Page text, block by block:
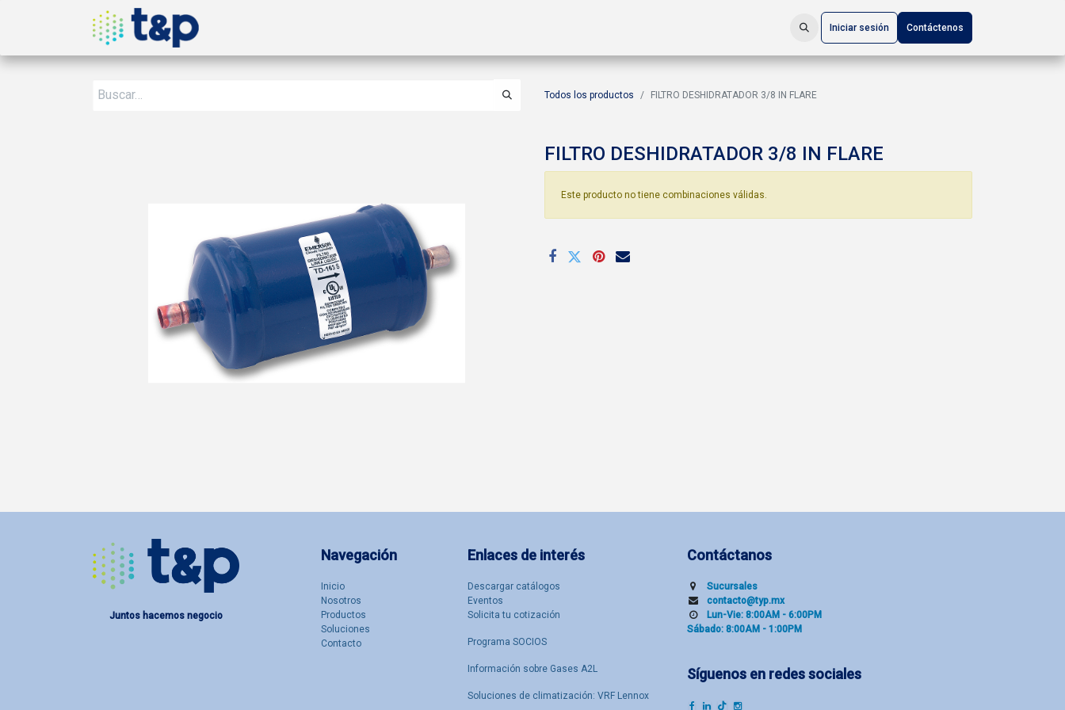
Iniciar sesión Contáctenos
Todos los productos FILTRO DESHIDRATADOR 3/8 IN FLARE
FILTRO DESHIDRATADOR 3/8 IN FLARE
Este producto no tiene combinaciones válidas.
Enlaces de interés
Descargar catálogos
Eventos
Solicita tu cotización
Programa SOCIOS
Información sobre Gases A2L
Soluciones de climatización: VRF Lennox
Navegación
Inicio
Nosotro​s
Productos
Soluciones
Contacto
Contáctanos
Sucu​rsal​es
contacto@typ.mx
Lun-Vie: 8:00AM - 6:00PM
Sábado: 8:00AM - 1:00PM
Síguenos en redes sociales
Juntos hacemos negocio